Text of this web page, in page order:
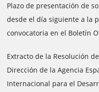
Plazo de presentación de
desde el día siguiente a la
convocatoria en el Boletín
Extracto de la Resolución
Dirección de la Agencia
Internacional para el